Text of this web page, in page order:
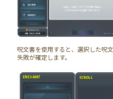
呪文書を使用すると、選択した呪
失敗が確定します。